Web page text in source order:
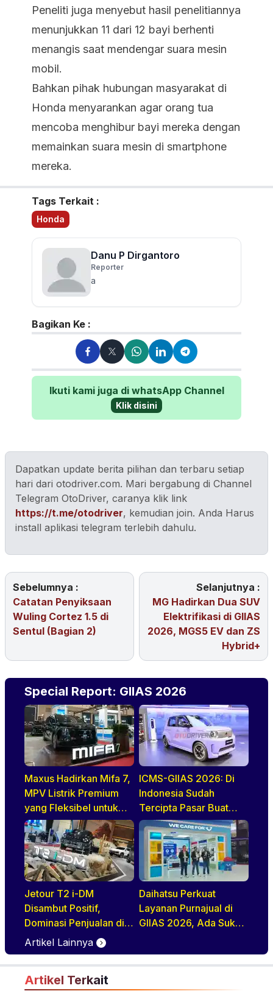
Peneliti juga menyebut hasil penelitiannya
menunjukkan 11 dari 12 bayi berhenti
menangis saat mendengar suara mesin
mobil.
Bahkan pihak hubungan masyarakat di
Honda menyarankan agar orang tua
mencoba menghibur bayi mereka dengan
memainkan suara mesin di smartphone
mereka.
Tags Terkait :
Honda
Danu P Dirgantoro
Reporter
a
Bagikan Ke :
Ikuti kami juga di whatsApp Channel
Klik disini
Dapatkan update berita pilihan dan terbaru setiap
hari dari otodriver.com. Mari bergabung di Channel
Telegram OtoDriver, caranya klik link
https://t.me/otodriver, kemudian join. Anda Harus
install aplikasi telegram terlebih dahulu.
Sebelumnya :
Catatan Penyiksaan
Wuling Cortez 1.5 di
Sentul (Bagian 2)
Selanjutnya :
MG Hadirkan Dua SUV
Elektrifikasi di GIIAS
2026, MGS5 EV dan ZS
Hybrid+
Special Report: GIIAS 2026
Maxus Hadirkan Mifa 7,
MPV Listrik Premium
yang Fleksibel untuk
Keluarga Modern Di
GIIAS 2026
ICMS-GIIAS 2026: Di
Indonesia Sudah
Tercipta Pasar Buat
BEV, HEV, Dan PHEV
Jetour T2 i-DM
Disambut Positif,
Dominasi Penjualan di
GIIAS 2026
Daihatsu Perkuat
Layanan Purnajual di
GIIAS 2026, Ada Suku
Artikel Lainnya
Artikel Terkait